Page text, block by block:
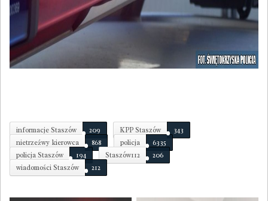
informacje Staszów 209 KPP Staszów
343
nietrzeźwy kierowca
868 policja
6335
policja Staszów
194 Staszów112
206
wiadomości Staszów
212